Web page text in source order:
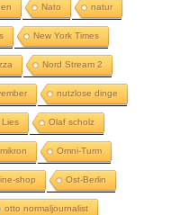
Nato natur
New York Times
Nord Stream 2
nutzlose dinge
Lies Olaf scholz
Omni-Turm
shop Ost-Berlin
otto normaljournalist